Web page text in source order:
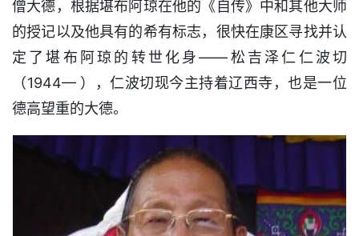
僧大德，根据堪布阿琼在他的《自传》中和其他大师
的授记以及他具有的希有标志，很快在康区寻找并认
定了堪布阿琼的转世化身——松吉泽仁仁波切
（1944— ），仁波切现今主持着辽西寺，也是一位
德高望重的大德。